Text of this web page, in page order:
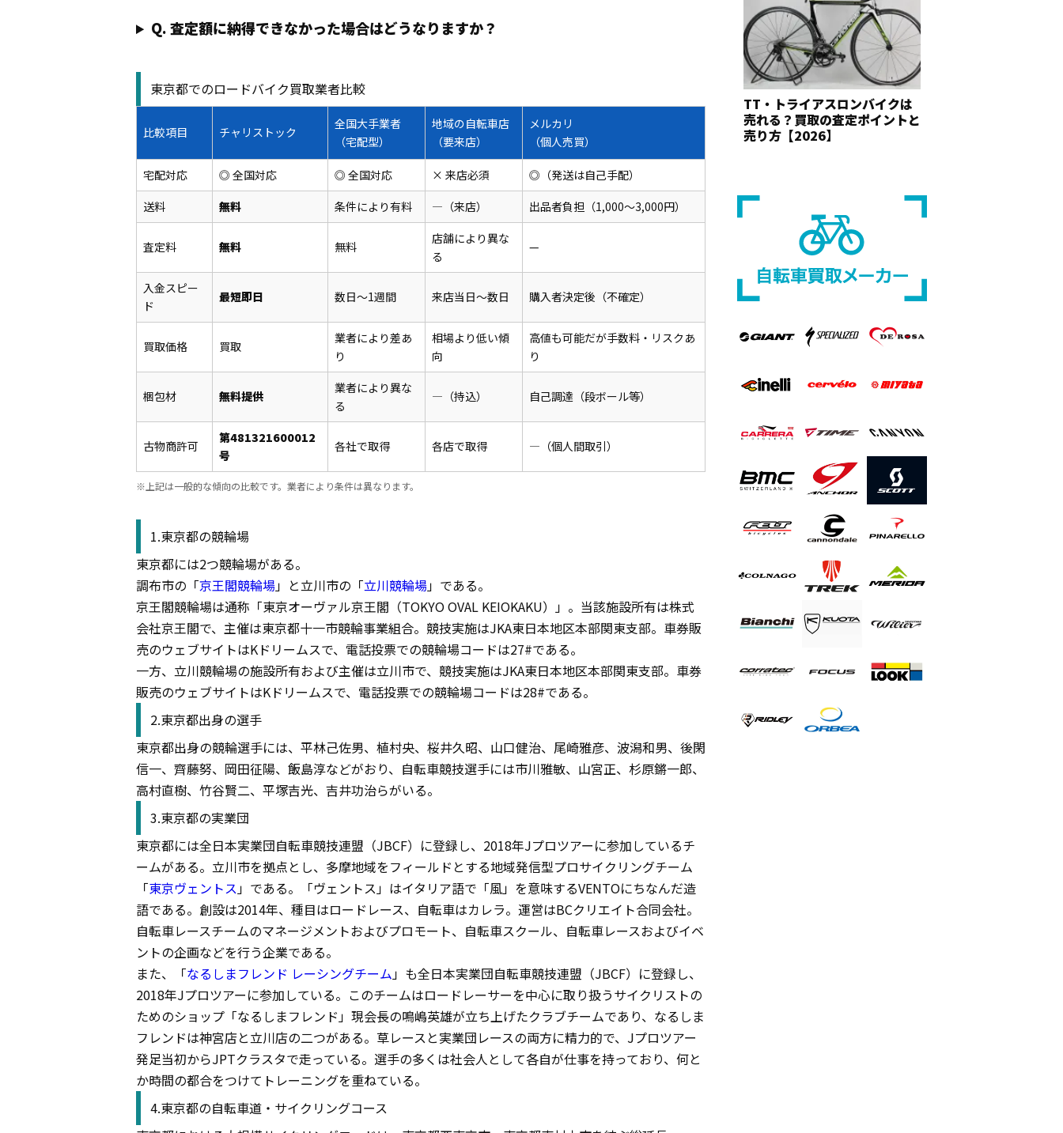
Q. 査定額に納得できなかった場合はどうなりますか？
東京都でのロードバイク買取業者比較
比較項目 チャリストック
全国大手業者
（宅配型）
地域の自転車店
（要来店）
メルカリ
（個人売買）
宅配対応 ◎ 全国対応 ◎ 全国対応 × 来店必須
◎（発送は自己手配）
送料
無料 条件により有料 —（来店） 出品者負担（1,000〜3,000円）
査定料 無料 無料
店舗により異な
る
—
入金スピー
ド
最短即日 数日〜1週間 来店当日〜数日 購入者決定後（不確定）
買取価格 買取
業者により差あ
り
相場より低い傾
向
高値も可能だが手数料・リスクあ
り
梱包材 無料提供
業者により異な
る
—（持込） 自己調達（段ボール等）
古物商許可
第481321600012
号
各社で取得 各店で取得 —（個人間取引）
※上記は一般的な傾向の比較です。業者により条件は異なります。
1.東京都の競輪場
東京都には2つ競輪場がある。
調布市の「京王閣競輪場」と立川市の「立川競輪場」である。
京王閣競輪場は通称「東京オーヴァル京王閣（TOKYO OVAL KEIOKAKU）」。当該施設所有は株式
会社京王閣で、主催は東京都十一市競輪事業組合。競技実施はJKA東日本地区本部関東支部。車券販
売のウェブサイトはKドリームスで、電話投票での競輪場コードは27#である。
一方、立川競輪場の施設所有および主催は立川市で、競技実施はJKA東日本地区本部関東支部。車券
販売のウェブサイトはKドリームスで、電話投票での競輪場コードは28#である。
2.東京都出身の選手
東京都出身の競輪選手には、平林己佐男、植村央、桜井久昭、山口健治、尾崎雅彦、波潟和男、後閑
信一、齊藤努、岡田征陽、飯島淳などがおり、自転車競技選手には市川雅敏、山宮正、杉原鏘一郎、
高村直樹、竹谷賢二、平塚吉光、吉井功治らがいる。
3.東京都の実業団
東京都には全日本実業団自転車競技連盟（JBCF）に登録し、2018年Jプロツアーに参加しているチ
ームがある。立川市を拠点とし、多摩地域をフィールドとする地域発信型プロサイクリングチーム
「東京ヴェントス」である。「ヴェントス」はイタリア語で「風」を意味するVENTOにちなんだ造
語である。創設は2014年、種目はロードレース、自転車はカレラ。運営はBCクリエイト合同会社。
自転車レースチームのマネージメントおよびプロモート、自転車スクール、自転車レースおよびイベ
ントの企画などを行う企業である。
また、「なるしまフレンド レーシングチーム」も全日本実業団自転車競技連盟（JBCF）に登録し、
2018年Jプロツアーに参加している。このチームはロードレーサーを中心に取り扱うサイクリストの
ためのショップ「なるしまフレンド」現会長の鳴嶋英雄が立ち上げたクラブチームであり、なるしま
フレンドは神宮店と立川店の二つがある。草レースと実業団レースの両方に精力的で、Jプロツアー
発足当初からJPTクラスタで走っている。選手の多くは社会人として各自が仕事を持っており、何と
か時間の都合をつけてトレーニングを重ねている。
4.東京都の自転車道・サイクリングコース
TT・トライアスロンバイクは
売れる？買取の査定ポイントと
売り方【2026】
買取対象メーカー